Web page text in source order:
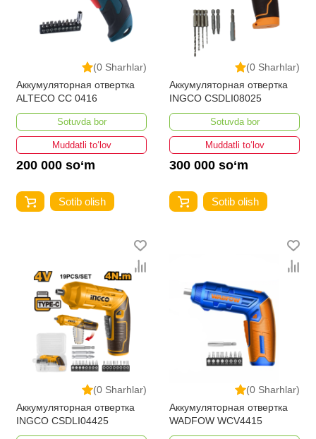
(0 Sharhlar)
Аккумуляторная отвертка
ALTECO СС 0416
Sotuvda bor
Muddatli to‘lov
200 000 so‘m
Sotib olish
(0 Sharhlar)
Аккумуляторная отвертка
INGCO CSDLI08025
Sotuvda bor
Muddatli to‘lov
300 000 so‘m
Sotib olish
(0 Sharhlar)
Аккумуляторная отвертка
INGCO CSDLI04425
(0 Sharhlar)
Аккумуляторная отвертка
WADFOW WCV4415